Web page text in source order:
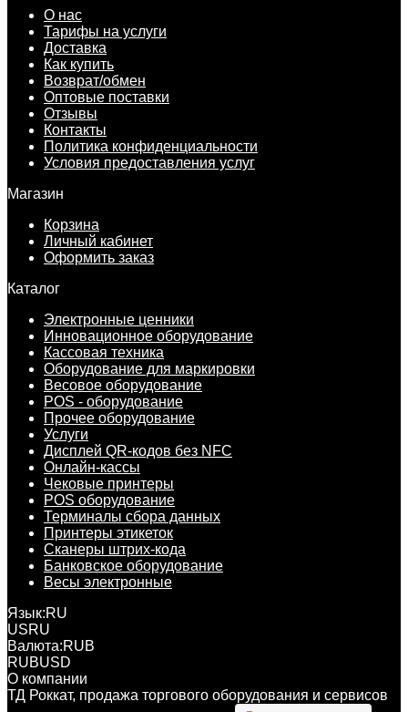
О нас
Тарифы на услуги
Доставка
Как купить
Возврат/обмен
Оптовые поставки
Отзывы
Контакты
Политика конфиденциальности
Условия предоставления услуг
Магазин
Корзина
Личный кабинет
Оформить заказ
Каталог
Электронные ценники
Инновационное оборудование
Кассовая техника
Оборудование для маркировки
Весовое оборудование
POS - оборудование
Прочее оборудование
Услуги
Дисплей QR-кодов без NFC
Онлайн-кассы
Чековые принтеры
POS оборудование
Терминалы сбора данных
Принтеры этикеток
Сканеры штрих-кода
Банковское оборудование
Весы электронные
Язык:RU
USRU
Валюта:RUB
RUBUSD
О компании
ТД Роккат, продажа торгового оборудования и сервисов